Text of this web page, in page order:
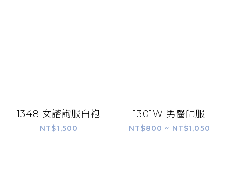
1348 女諮詢服白袍
NT$1,500
1301W 男醫師服
NT$800 ~ NT$1,050